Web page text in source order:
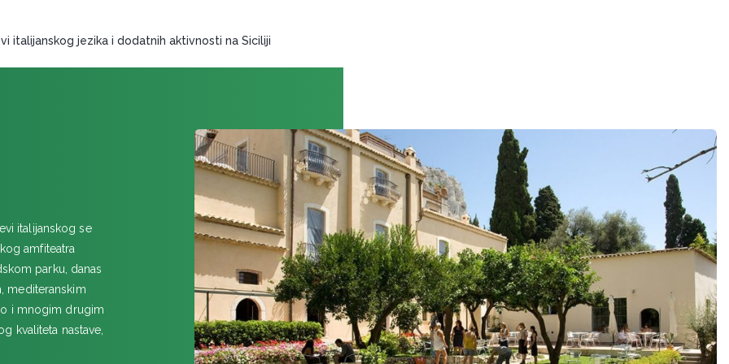
ORBETELO
SALERNO
VERONA
Lingua It Verona
italijanskog jezika i dodatnih aktivnosti na Siciliji
itаlijаnskog se
amfiteatra
pаrku, dаnаs
mediterаnskim
i mnogim drugim
kvаliteta nаstаve,